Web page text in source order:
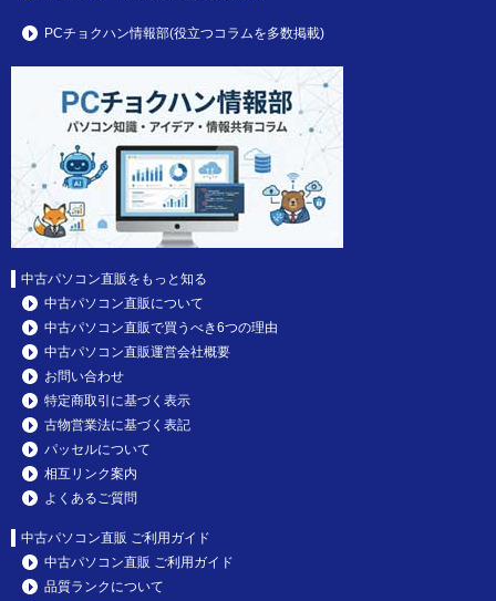
PCチョクハン情報部(役立つコラムを多数掲載)
中古パソコン直販をもっと知る
中古パソコン直販について
中古パソコン直販で買うべき6つの理由
中古パソコン直販運営会社概要
お問い合わせ
特定商取引に基づく表示
古物営業法に基づく表記
パッセルについて
相互リンク案内
よくあるご質問
中古パソコン直販 ご利用ガイド
中古パソコン直販 ご利用ガイド
品質ランクについて